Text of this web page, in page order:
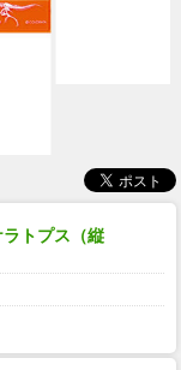
トプス（縦